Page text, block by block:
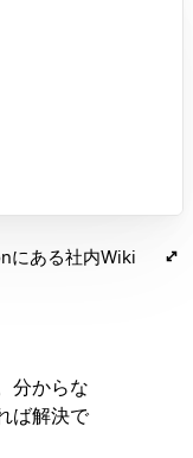
にある社内Wiki
分からな
ば解決で